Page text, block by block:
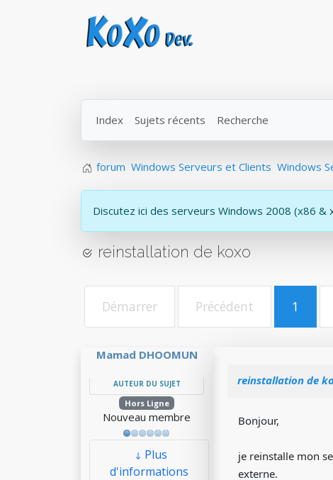
Index Sujets récents Recherche
forum Windows Serveurs et Clients Windows
Discutez ici des serveurs Windows 2008 (x86 &
reinstallation de koxo
Démarrer Précédent 1
Mamad DHOOMUN
AUTEUR DU SUJET
Hors Ligne
Nouveau membre
Plus
d'informations
reinstallation de
Bonjour,
je reinstalle mon
externe.